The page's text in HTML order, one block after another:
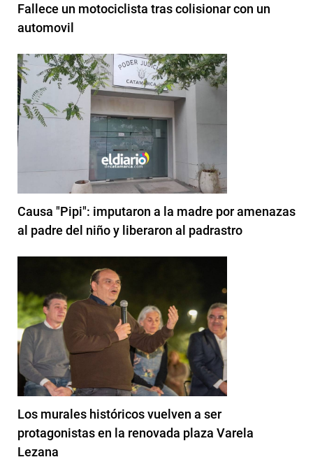
Fallece un motociclista tras colisionar con un
automovil
Causa "Pipi": imputaron a la madre por amenazas
al padre del niño y liberaron al padrastro
Los murales históricos vuelven a ser
protagonistas en la renovada plaza Varela
Lezana